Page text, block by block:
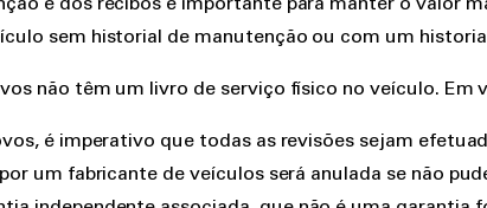
e dos recibos é importante para manter o valor
sem historial de manutenção ou com um
não têm um livro de serviço físico no veículo.
é imperativo que todas as revisões sejam
um fabricante de veículos será anulada se não